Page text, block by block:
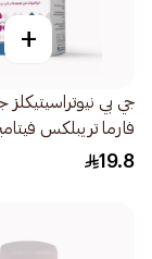
+
جي بي
فارما تريبلكس
30قرص
19.8